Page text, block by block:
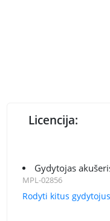
Licencija:
Gydytojas
MPL-02856
Rodyti kitus